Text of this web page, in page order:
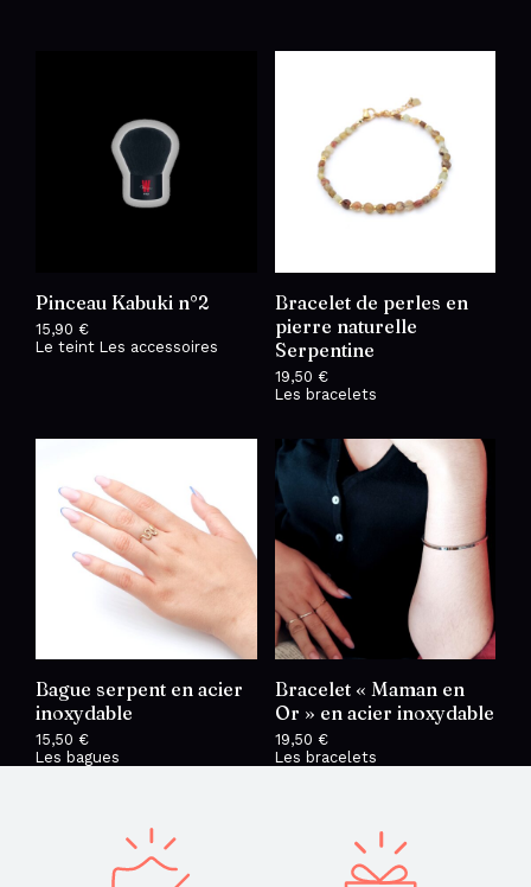
Pinceau Kabuki n°2
15,90 €
Le teint Les accessoires
Bracelet de perles en
pierre naturelle
Serpentine
19,50 €
Les bracelets
Bague serpent en acier
inoxydable
15,50 €
Les bagues
Bracelet « Maman en
Or » en acier inoxydable
19,50 €
Les bracelets